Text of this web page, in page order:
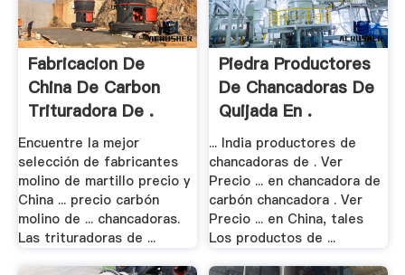
Fabricacion De
China De Carbon
Trituradora De .
Encuentre la mejor
selección de fabricantes
molino de martillo precio y
China ... precio carbón
molino de ... chancadoras.
Las trituradoras de ...
Piedra Productores
De Chancadoras De
Quijada En .
... India productores de
chancadoras de . Ver
Precio ... en chancadora de
carbón chancadora . Ver
Precio ... en China, tales
Los productos de ...